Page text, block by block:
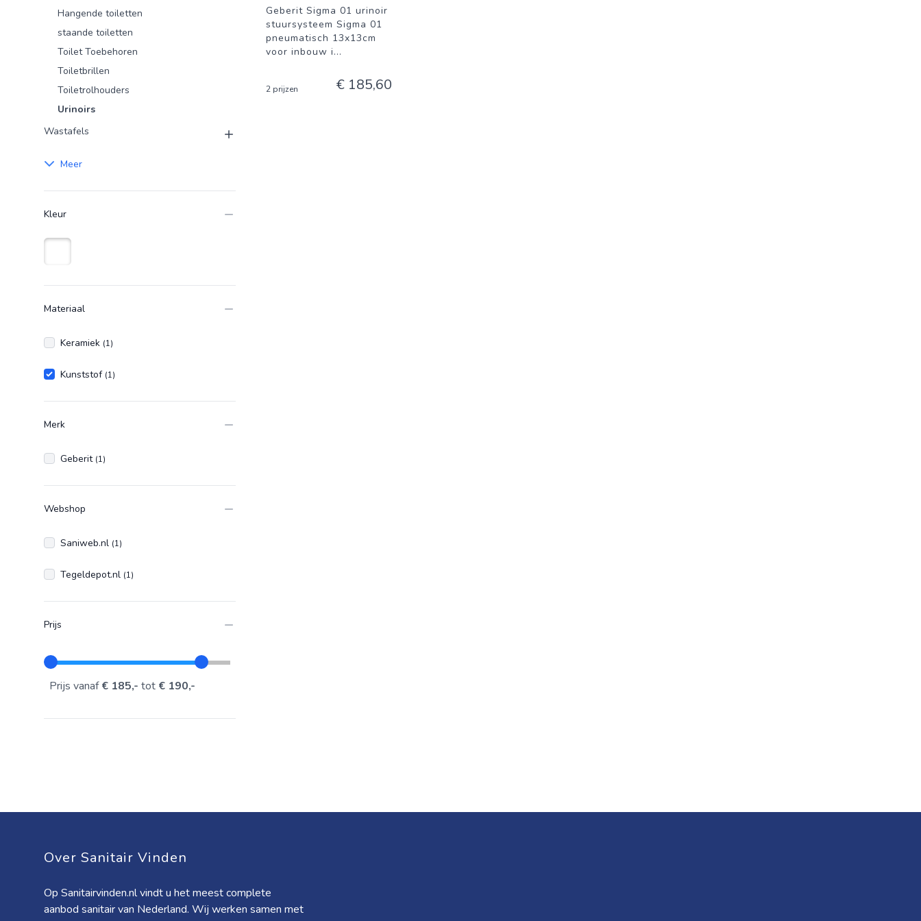
Hangende toiletten
staande toiletten
Toilet Toebehoren
Toiletbrillen
Toiletrolhouders
Urinoirs
Wastafels
Meer
Kleur
Materiaal
Keramiek (1)
Kunststof (1)
Merk
Geberit (1)
Webshop
Saniweb.nl (1)
Tegeldepot.nl (1)
Prijs
Prijs vanaf€ 185,- tot € 190,-
Geberit Sigma 01 urinoir
stuursysteem Sigma 01
pneumatisch 13x13cm
voor inbouw i...
2 prijzen € 185,60
Over Sanitair Vinden
Op Sanitairvinden.nl vindt u het meest complete
aanbod sanitair van Nederland. Wij werken samen met